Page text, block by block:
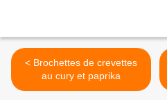
< Brochettes de crevettes
au cury et paprika